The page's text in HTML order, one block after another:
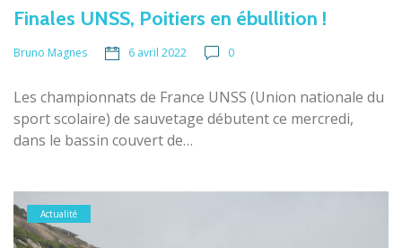
Finales UNSS, Poitiers en ébullition !
Bruno Magnes 6 avril 2022 0
Les championnats de France UNSS (Union nationale du
sport scolaire) de sauvetage débutent ce mercredi,
dans le bassin couvert de…
Actualité